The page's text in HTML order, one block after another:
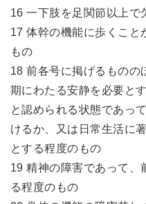
16 一下肢を足関節以上で
17 体幹の機能に歩くこと
もの
18 前各号に掲げるものの
期にわたる安静を必要と
と認められる状態であっ
けるか、又は日常生活に
とする程度のもの
19 精神の障害であって、
る程度のもの